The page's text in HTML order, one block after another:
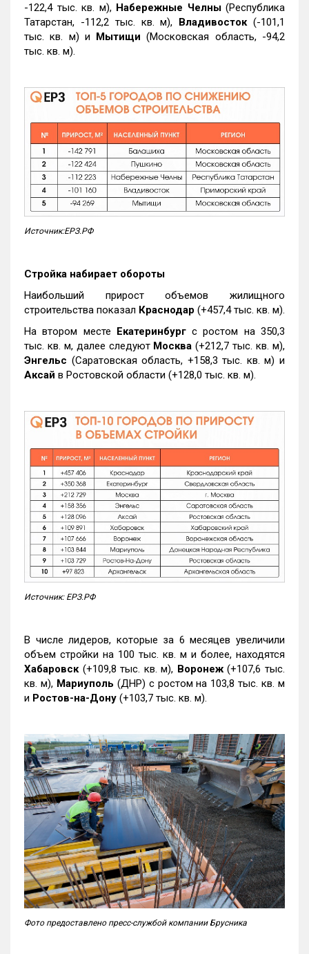
-122,4 тыс. кв. м), Набережные Челны(Республика
Татарстан, -112,2 тыс. кв. м), Владивосток(-101,1
тыс. кв. м) и Мытищи (Московская область, -94,2
тыс. кв. м).
Источник:ЕРЗ.РФ
Стройка набирает обороты
Наибольший прирост объемов жилищного
строительства показал Краснодар (+457,4 тыс. кв. м).
На втором месте Екатеринбургс ростом на 350,3
тыс. кв. м, далее следуют Москва (+212,7 тыс. кв. м),
Энгельс (Саратовская область, +158,3 тыс. кв. м) и
Аксай в Ростовской области (+128,0 тыс. кв. м).
Источник: ЕРЗ.РФ
В числе лидеров, которые за 6 месяцев увеличили
объем стройки на 100 тыс. кв. м и более, находятся
Хабаровск (+109,8 тыс. кв. м), Воронеж(+107,6 тыс.
кв. м), Мариуполь (ДНР) с ростом на 103,8 тыс. кв. м
и Ростов-на-Дону (+103,7 тыс. кв. м).
Фото предоставлено пресс-службой компании Брусника